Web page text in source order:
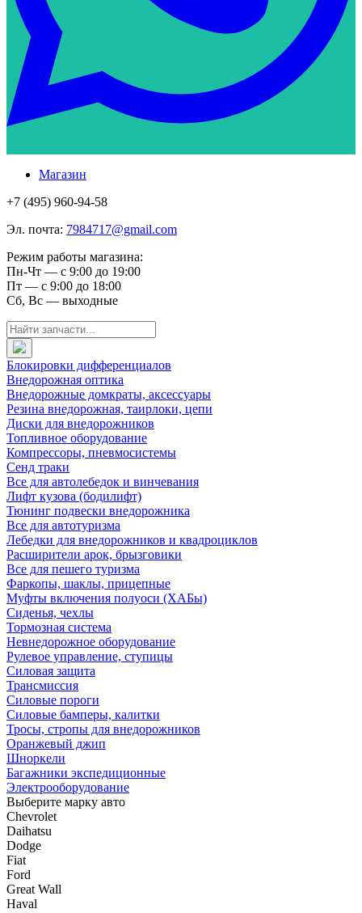
Магазин
+7 (495) 960-94-58
Эл. почта: 7984717@gmail.com
Режим работы магазина:
Пн-Чт — с 9:00 до 19:00
Пт — с 9:00 до 18:00
Сб, Вс — выходные
Блокировки дифференциалов
Внедорожная оптика
Внедорожные домкраты, аксессуары
Резина внедорожная, таирлоки, цепи
Диски для внедорожников
Топливное оборудование
Компрессоры, пневмосистемы
Сенд траки
Все для автолебедок и винчевания
Лифт кузова (бодилифт)
Тюнинг подвески внедорожника
Все для автотуризма
Лебедки для внедорожников и квадроциклов
Расширители арок, брызговики
Все для пешего туризма
Фаркопы, шаклы, прицепные
Муфты включения полуоси (ХАБы)
Сиденья, чехлы
Тормозная система
Невнедорожное оборудование
Рулевое управление, ступицы
Силовая защита
Трансмиссия
Силовые пороги
Силовые бамперы, калитки
Тросы, стропы для внедорожников
Оранжевый джип
Шноркели
Багажники экспедиционные
Электрооборудование
Выберите марку авто
Chevrolet
Daihatsu
Dodge
Fiat
Ford
Great Wall
Haval